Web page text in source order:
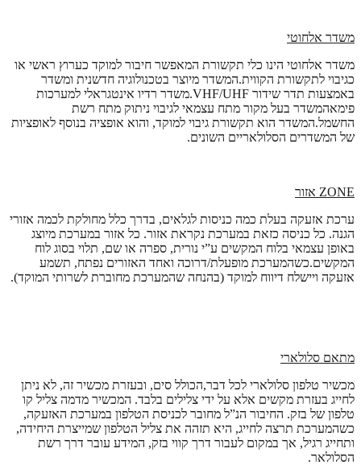
משדר אלחוטי
משדר אלחוטי הינו כלי תקשורת המאפשר חיבור למוקד כערוץ ראשי או
כגיבוי לתקשורת הקווית.המשדר מיוצר בטכנולוגיה חדשנית ומשדר
באמצעות תדר שידור VHF/UHF.משדר רדיו אינטגראלי למערכות
פימאהמשדר בעל מקור מתח עצמאי לגיבוי ניתוק מתח רשת
החשמל.המשדר הוא תקשורת גיבוי למוקד, והוא אופציה בנוסף לאופציות
של המשדרים הסלולאריים השונים.
ZONE אזור
ערכת אזעקה בעלת כמה כניסות לגלאים, בדרך כלל מחולקת לכמה אזורי
הגנה. כל כניסה כזאת במערכת נקראת אזור. כל אזור במערכת מיוצג
באופן עצמאי בלוח המקשים ע”י נורית, ספרה או שם, תלוי בסוג לוח
המקשים.כשהמערכת מופעלת/דרוכה ואחד האזורים נפתח, תשמע
אזעקה ויישלח דיווח למוקד (בהנחה שהמערכת מחוברת לשרותי המוקד).
מתאם סלולארי
מכשיר טלפון סלולארי לכל דבר,הכולל סים, ובעזרת מכשיר זה, לא ניתן
לחייג בעזרת מקשים אלא על ידי צלילים בלבד. המכשיר מדמה צליל קו
טלפון של בזק. החיבור הנ”ל מחובר לכניסת הטלפון במערכת האזעקה,
כשהמערכת תרצה לחייג, היא תזהה את צליל הטלפון שמייצרת היחידה,
ותחייג רגיל, אך במקום לעבור דרך קווי בזק, המידע עובר דרך רשת
הסלולאר.